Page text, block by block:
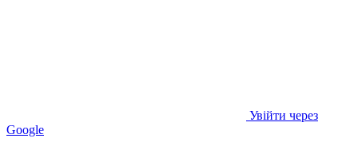
Увійти через
Google